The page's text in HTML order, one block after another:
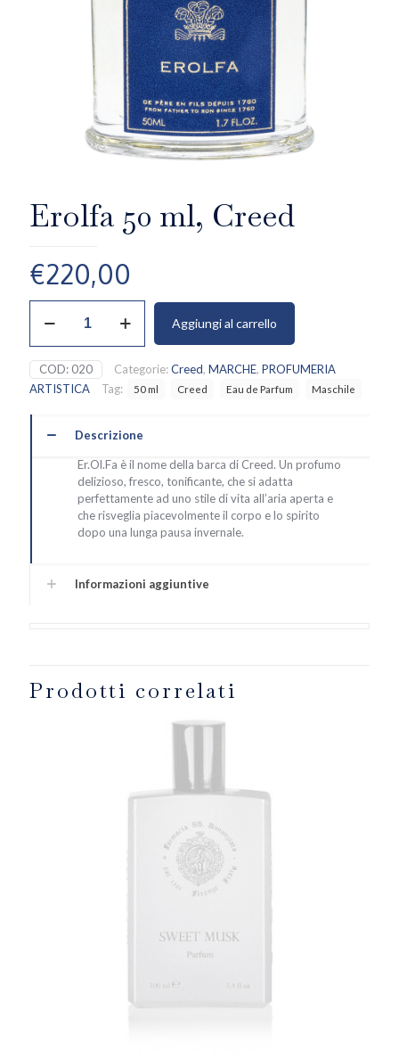
Erolfa 50 ml, Creed
€220,00
Creed
quantità
Aggiungi al carrello
COD: 020 Categorie:Creed, MARCHE, PROFUMERIA
ARTISTICA
Tag: 50 ml Creed Eau de Parfum Maschile
Descrizione
Er.Ol.Fa è il nome della barca di Creed. Un profumo
delizioso, fresco, tonificante, che si adatta
perfettamente ad uno stile di vita all’aria aperta e
che risveglia piacevolmente il corpo e lo spirito
dopo una lunga pausa invernale.
Informazioni aggiuntive
Prodotti correlati